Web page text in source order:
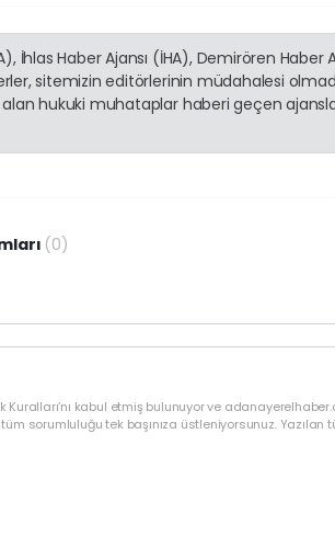
İhlas Haber Ajansı (İHA), Demirören
sitemizin editörlerinin müdahalesi
hukuki muhataplar haberi geçen
(0)
Kuralları’nı kabul etmiş bulunuyor ve
sorumluluğu tek başınıza üstleniyorsunuz.